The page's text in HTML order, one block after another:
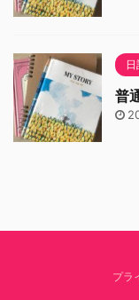
普
プラ